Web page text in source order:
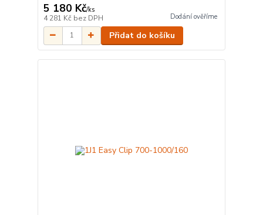
5 180 Kč/ks
4 281 Kč bez DPH Dodání ověříme
Přidat do košíku